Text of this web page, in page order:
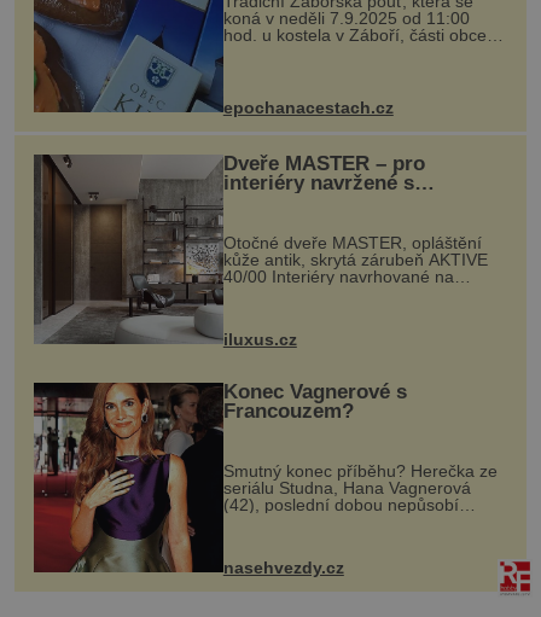
koná v neděli 7.9.2025 od 11:00
hod. u kostela v Záboří, části obce
Kly u Mělníka. V programu naleznete
komentovanou prohlídku kostela,
epochanacestach.cz
Dveře MASTER – pro
interiéry navržené s
rozumem i vášní!
Otočné dveře MASTER, opláštění
kůže antik, skrytá zárubeň AKTIVE
40/00 Interiéry navrhované na
zakázku často vyžadují atypické
rozměry nejen nábytku, ale i
dnes umož...
iluxus.cz
Konec Vagnerové s
Francouzem?
Smutný konec příběhu? Herečka ze
seriálu Studna, Hana Vagnerová
(42), poslední dobou nepůsobí
nasehvezdy.cz